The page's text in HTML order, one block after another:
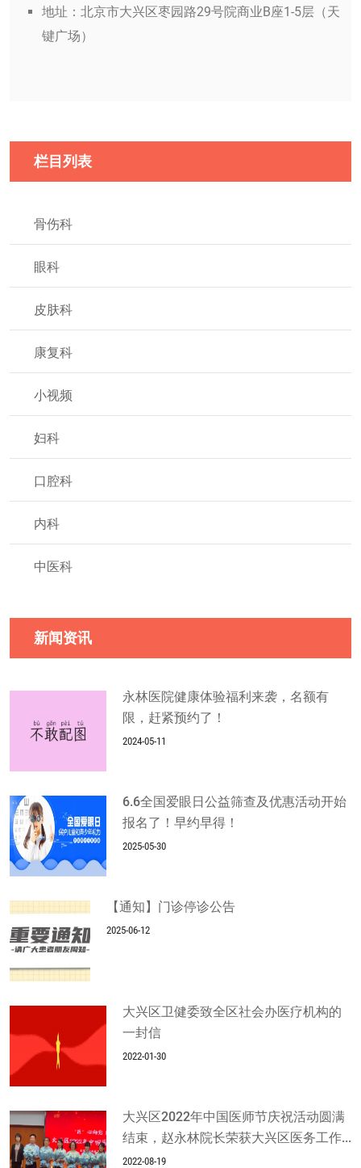
地址：北京市大兴区枣园路29号院商业B座1-5层（天
键广场）
栏目列表
骨伤科
眼科
皮肤科
康复科
小视频
妇科
口腔科
内科
中医科
新闻资讯
永林医院健康体验福利来袭，名额有
限，赶紧预约了！
2024-05-11
6.6全国爱眼日公益筛查及优惠活动开始
报名了！早约早得！
2025-05-30
【通知】门诊停诊公告
2025-06-12
大兴区卫健委致全区社会办医疗机构的
一封信
2022-01-30
大兴区2022年中国医师节庆祝活动圆满
结束，赵永林院长荣获大兴区医务工作...
2022-08-19